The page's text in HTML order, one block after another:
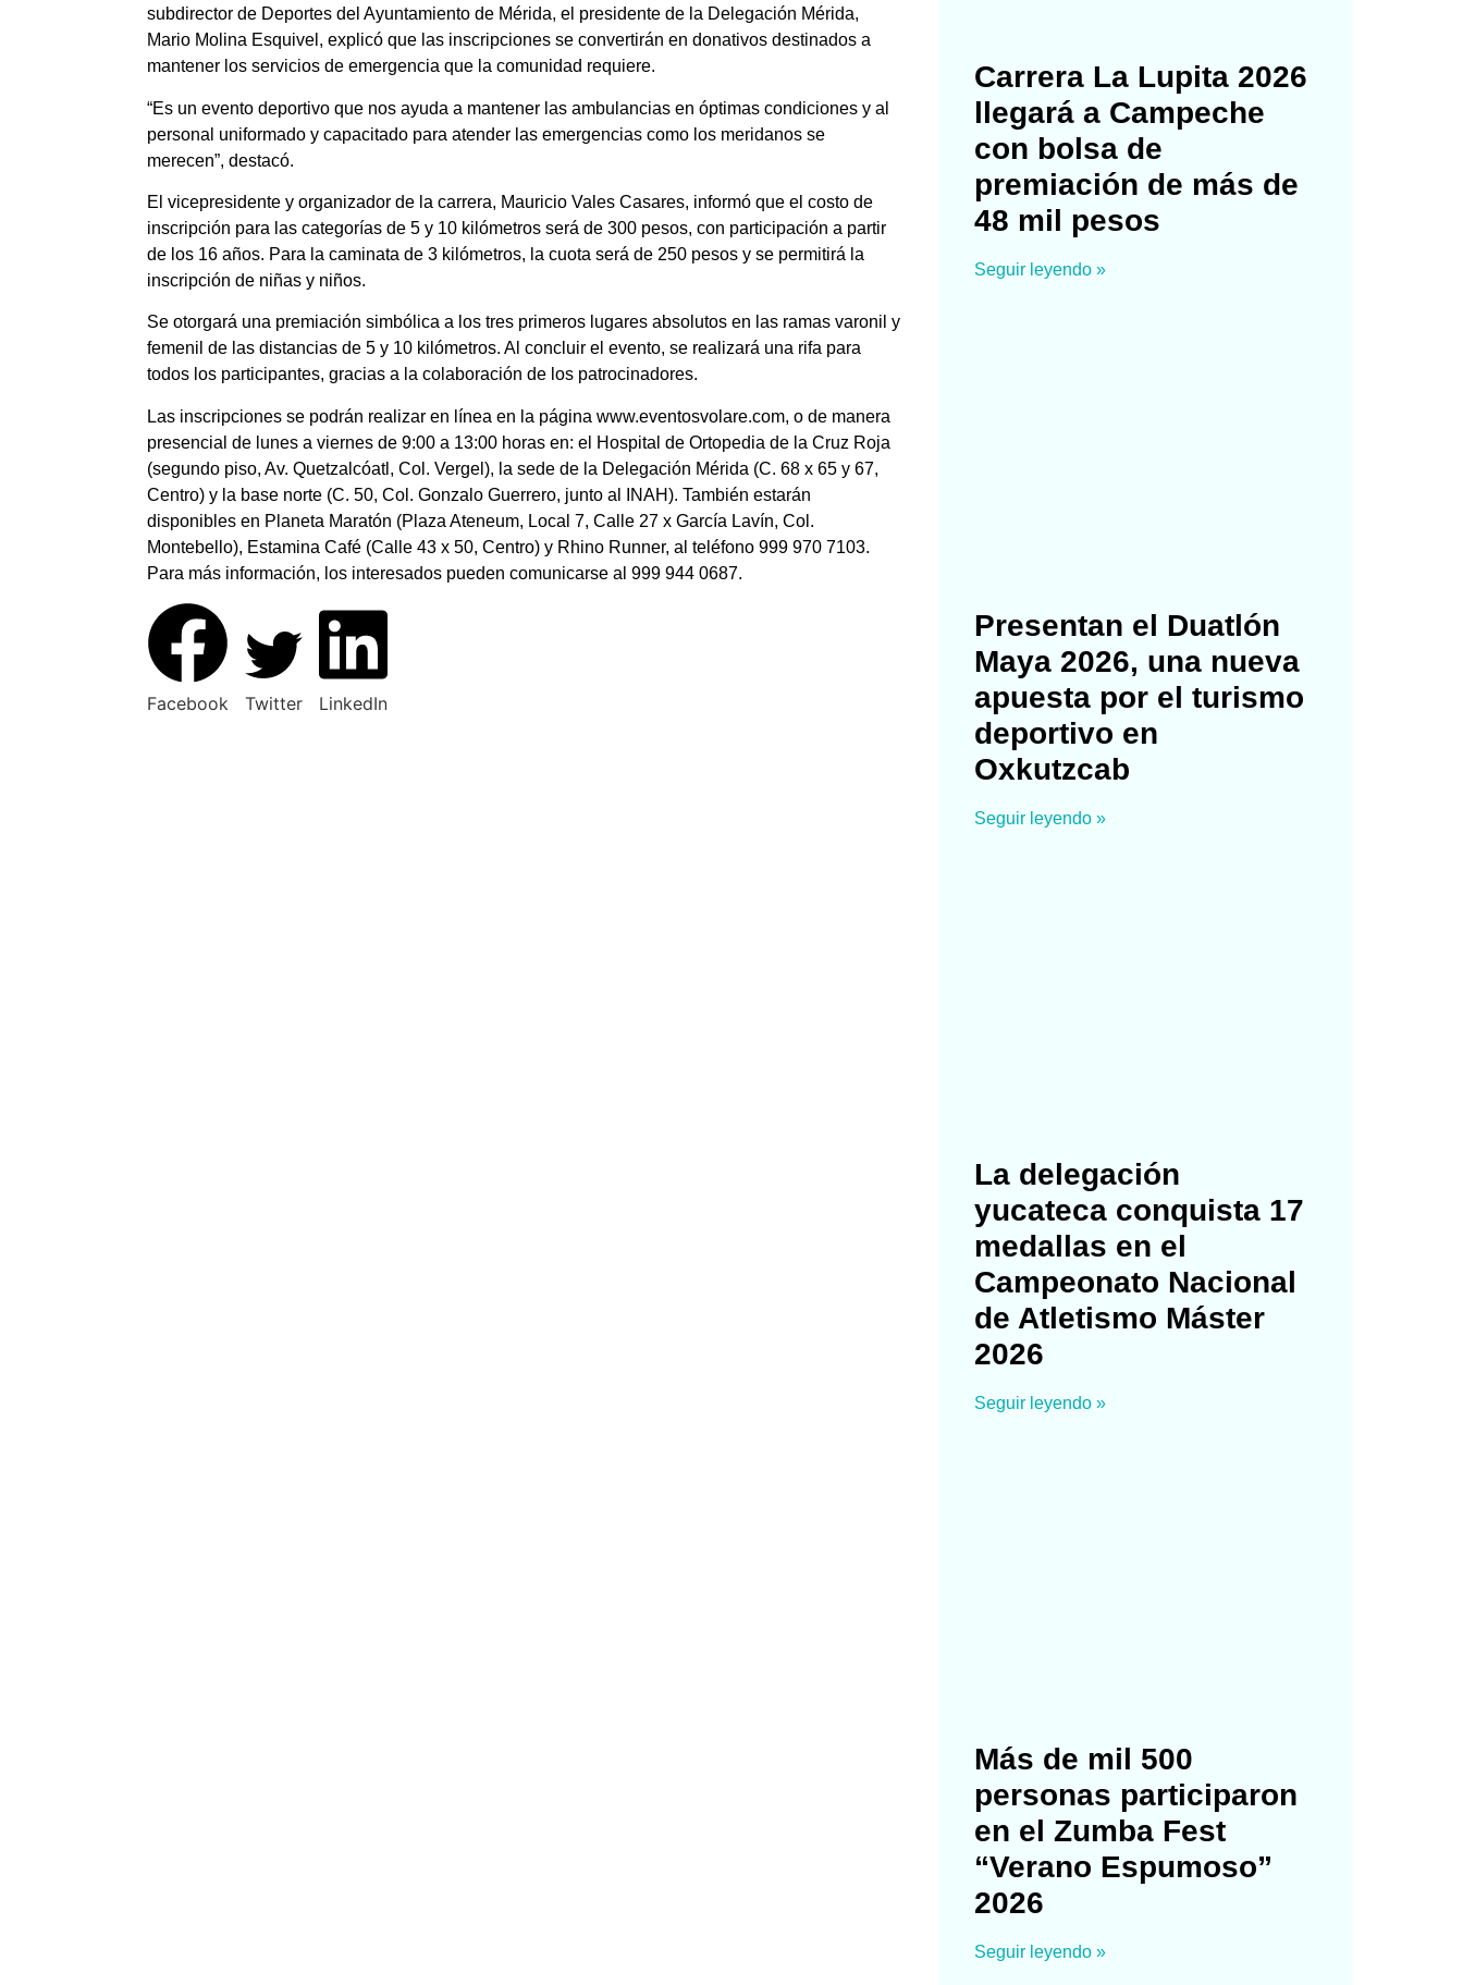
subdirector de Deportes del Ayuntamiento de Mérida, el presidente de la Delegación Mérida,
Mario Molina Esquivel, explicó que las inscripciones se convertirán en donativos destinados a
mantener los servicios de emergencia que la comunidad requiere.
“Es un evento deportivo que nos ayuda a mantener las ambulancias en óptimas condiciones y al
personal uniformado y capacitado para atender las emergencias como los meridanos se
merecen”, destacó.
El vicepresidente y organizador de la carrera, Mauricio Vales Casares, informó que el costo de
inscripción para las categorías de 5 y 10 kilómetros será de 300 pesos, con participación a partir
de los 16 años. Para la caminata de 3 kilómetros, la cuota será de 250 pesos y se permitirá la
inscripción de niñas y niños.
Se otorgará una premiación simbólica a los tres primeros lugares absolutos en las ramas varonil y
femenil de las distancias de 5 y 10 kilómetros. Al concluir el evento, se realizará una rifa para
todos los participantes, gracias a la colaboración de los patrocinadores.
Las inscripciones se podrán realizar en línea en la página www.eventosvolare.com, o de manera
presencial de lunes a viernes de 9:00 a 13:00 horas en: el Hospital de Ortopedia de la Cruz Roja
(segundo piso, Av. Quetzalcóatl, Col. Vergel), la sede de la Delegación Mérida (C. 68 x 65 y 67,
Centro) y la base norte (C. 50, Col. Gonzalo Guerrero, junto al INAH). También estarán
disponibles en Planeta Maratón (Plaza Ateneum, Local 7, Calle 27 x García Lavín, Col.
Montebello), Estamina Café (Calle 43 x 50, Centro) y Rhino Runner, al teléfono 999 970 7103.
Para más información, los interesados pueden comunicarse al 999 944 0687.
Facebook Twitter LinkedIn
Carrera La Lupita 2026
llegará a Campeche
con bolsa de
premiación de más de
48 mil pesos
Seguir leyendo »
Presentan el Duatlón
Maya 2026, una nueva
apuesta por el turismo
deportivo en
Oxkutzcab
Seguir leyendo »
La delegación
yucateca conquista 17
medallas en el
Campeonato Nacional
de Atletismo Máster
2026
Seguir leyendo »
Más de mil 500
personas participaron
en el Zumba Fest
“Verano Espumoso”
2026
Seguir leyendo »